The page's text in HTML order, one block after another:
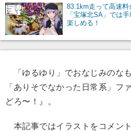
83.1km走って高速
「宝塚北SA」では
楽しめる！
「ゆるゆり」でおなじみのな
「ありそでなかった日常系」フ
どろ〜！』。
本記事ではイラストをコメン